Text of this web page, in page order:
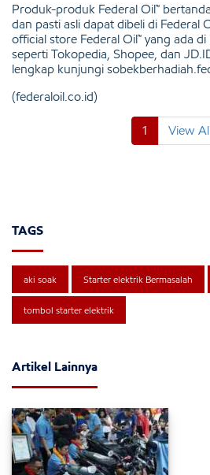
Produk-produk Federal Oil™
dan pasti asli dapat dibeli di Federal
official store Federal Oil™ yang ada
seperti Tokopedia, Shopee, dan
lengkap kunjungi
(federaloil.co.id)
1 View
TAGS
aki soak Starter elektrik Bermasalah
tombol starter elektrik
Artikel Lainnya